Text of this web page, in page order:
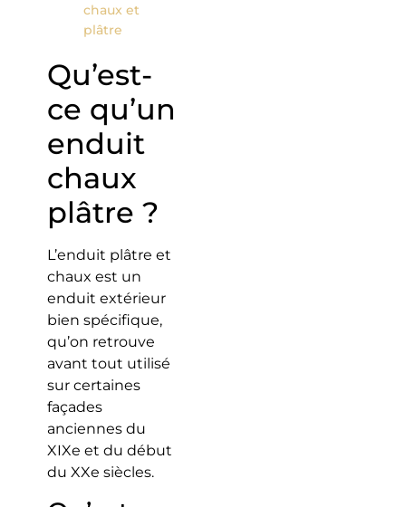
chaux et
plâtre
Qu’est-
ce qu’un
enduit
chaux
plâtre ?
L’enduit plâtre et
chaux est un
enduit extérieur
bien spécifique,
qu’on retrouve
avant tout utilisé
sur certaines
façades
anciennes du
XIXe et du début
du XXe siècles.